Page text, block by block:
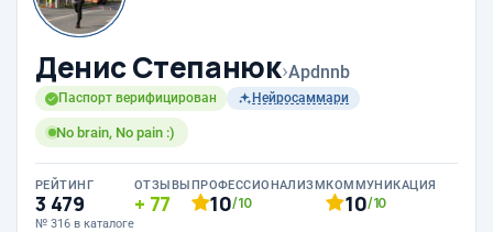
Денис Степанюк›Apdnnb
Паспорт верифицирован Нейросаммари
No brain, No pain :)
РЕЙТИНГ
3 479
№ 316 в каталоге
ОТЗЫВЫ
77
ПРОФЕССИОНАЛИЗМ
10/10
КОММУНИКАЦИЯ
10/10